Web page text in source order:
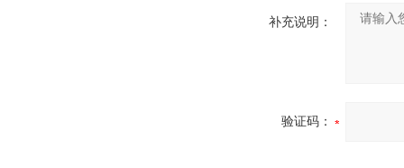
补充说明：
验证码：